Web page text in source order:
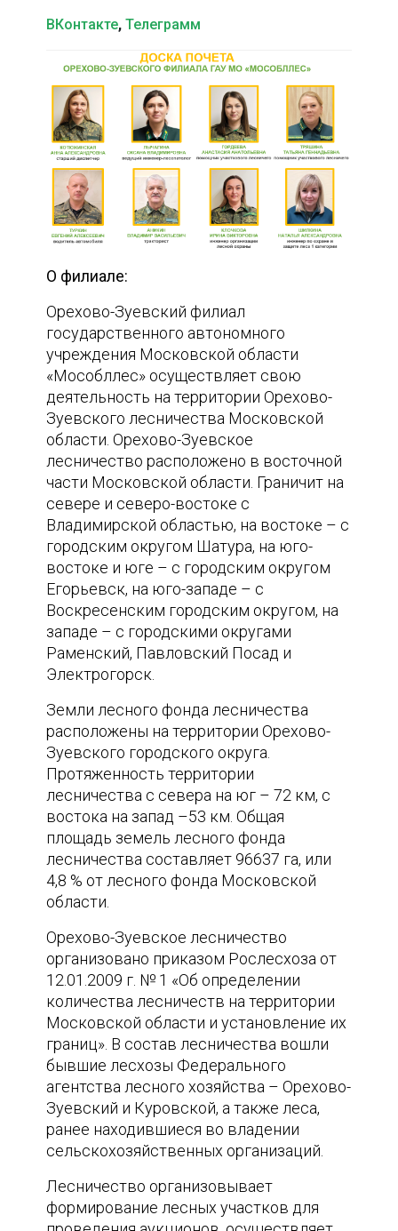
ВКонтакте,Телеграмм
О филиале:
Орехово-Зуевский филиал
государственного автономного
учреждения Московской области
«Мособллес» осуществляет свою
деятельность на территории Орехово-
Зуевского лесничества Московской
области. Орехово-Зуевское
лесничество расположено в восточной
части Московской области. Граничит на
севере и северо-востоке с
Владимирской областью, на востоке – с
городским округом Шатура, на юго-
востоке и юге – с городским округом
Егорьевск, на юго-западе – с
Воскресенским городским округом, на
западе – с городскими округами
Раменский, Павловский Посад и
Электрогорск.
Земли лесного фонда лесничества
расположены на территории Орехово-
Зуевского городского округа.
Протяженность территории
лесничества с севера на юг – 72 км, с
востока на запад –53 км. Общая
площадь земель лесного фонда
лесничества составляет 96637 га, или
4,8 % от лесного фонда Московской
области.
Орехово-Зуевское лесничество
организовано приказом Рослесхоза от
12.01.2009 г. № 1 «Об определении
количества лесничеств на территории
Московской области и установление их
границ». В состав лесничества вошли
бывшие лесхозы Федерального
агентства лесного хозяйства – Орехово-
Зуевский и Куровской, а также леса,
ранее находившиеся во владении
сельскохозяйственных организаций.
Лесничество организовывает
формирование лесных участков для